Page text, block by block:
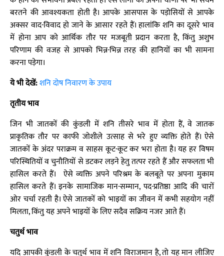
बरतने की आवश्यकता होती है। आपके आसपास के पड़ोसियों से आपके
अक्सर वाद-विवाद हो जाने के आसार रहते हैं। हालांकि शनि का दूसरे भाव
में होना आप को आर्थिक तौर पर मजबूती प्रदान करता है, किंतु अशुभ
परिणाम की वजह से आपको भिन्न-भिन्न तरह की हानियों का भी सामना
करना पड़ेगा।
ये भी देखें:शनि दोष निवारण के उपाय
तृतीय भाव
जिन भी जातकों की कुंडली में शनि तीसरे भाव में होता हैं, वे जातक
प्राकृतिक तौर पर काफी जोशीले उत्साह से भरे हुए व्यक्ति होते हैं। ऐसे
जातकों के अंदर पराक्रम व साहस कूट-कूट कर भरा होता है। यह हर विषम
परिस्थितियों व चुनौतियों से डटकर लड़ने हेतु तत्पर रहते हैं और सफलता भी
हासिल करते हैं। ऐसे व्यक्ति अपने परिश्रम के बलबूते पर अपना मुकाम
हासिल करते हैं। इनके सामाजिक मान-सम्मान, पद-प्रतिष्ठा आदि की चारों
ओर चर्चा रहती है। ऐसे जातकों को भाइयों का जीवन में कभी सहयोग नहीं
मिलता, किंतु यह अपने भाइयों के लिए सदैव सक्रिय नजर आते हैं।
चतुर्थ भाव
यदि आपकी कुंडली के चतुर्थ भाव में शनि विराजमान है, तो यह मान लीजिए